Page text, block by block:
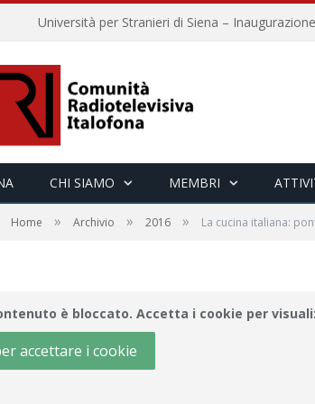
CHI SIAMO MEMBRI
Home » Archivio » 2016 » La cucina italiana:
è bloccato. Accetta i cookie per
accettare i cookie